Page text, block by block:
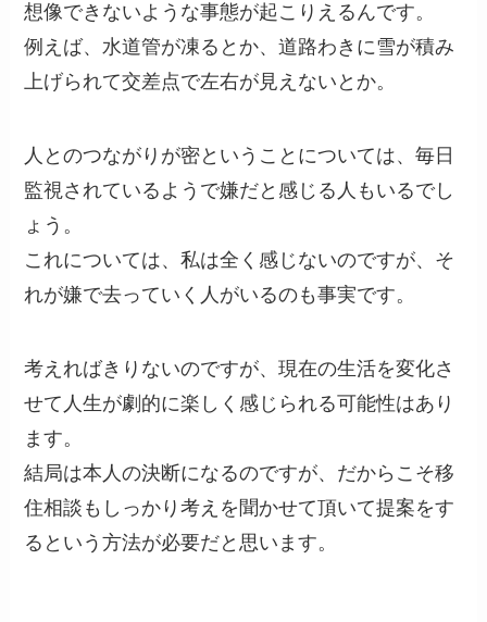
想像できないような事態が起こりえるんです。
例えば、水道管が凍るとか、道路わきに雪が積み
上げられて交差点で左右が見えないとか。
人とのつながりが密ということについては、毎日
監視されているようで嫌だと感じる人もいるでし
ょう。
これについては、私は全く感じないのですが、そ
れが嫌で去っていく人がいるのも事実です。
考えればきりないのですが、現在の生活を変化さ
せて人生が劇的に楽しく感じられる可能性はあり
ます。
結局は本人の決断になるのですが、だからこそ移
住相談もしっかり考えを聞かせて頂いて提案をす
るという方法が必要だと思います。